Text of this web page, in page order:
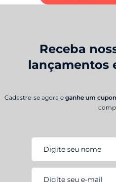
Receba
lançamentos
Cadastre-se agora e ganhe um